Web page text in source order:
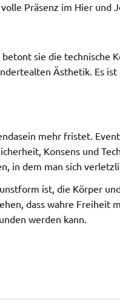
Präsenz im Hier und
sie die technische
Ästhetik. Es
mehr fristet.
Konsens und
in dem man sich
ist, die Körper
dass wahre Freiheit
werden kann.